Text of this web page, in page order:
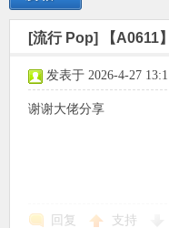
» › ›
[流行 Pop] 【A0611
发表于 2026-4-27
谢谢大佬分享
回复 支持